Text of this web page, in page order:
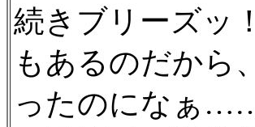
続きブリーズッ
もあるのだから
ったのになぁ